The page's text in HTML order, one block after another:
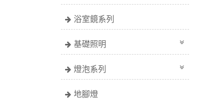
浴室鏡系列
基礎照明
燈泡系列
地腳燈